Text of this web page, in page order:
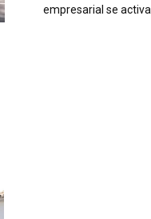
empresarial se activa